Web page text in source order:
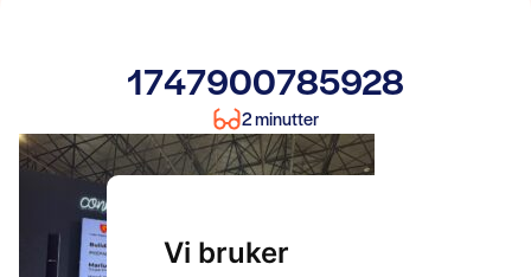
Vi bruker
1747900785928
2 minutter